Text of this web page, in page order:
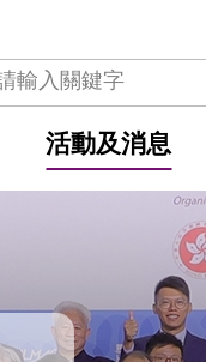
活動及消息